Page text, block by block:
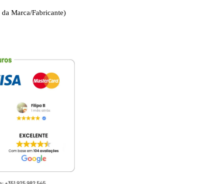
Marca/Fabricante)